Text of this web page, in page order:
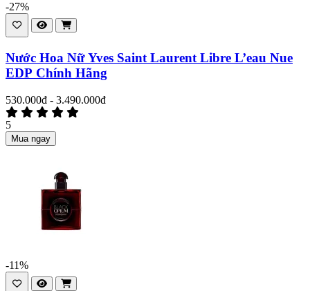
-27%
Nước Hoa Nữ Yves Saint Laurent Libre L’eau Nue
EDP Chính Hãng
530.000đ - 3.490.000đ
5
Mua ngay
-11%